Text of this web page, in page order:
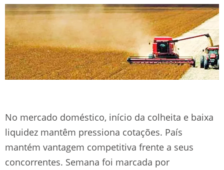
No mercado doméstico, início da colheita e baixa
liquidez mantêm pressiona cotações. País
mantém vantagem competitiva frente a seus
concorrentes. Semana foi marcada por